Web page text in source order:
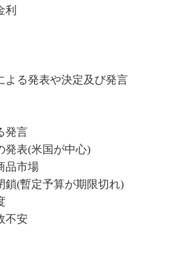
利
よる発表や決定及び発言
発言
発表(米国が中心)
品市場
鎖(暫定予算が期限切れ)
不安